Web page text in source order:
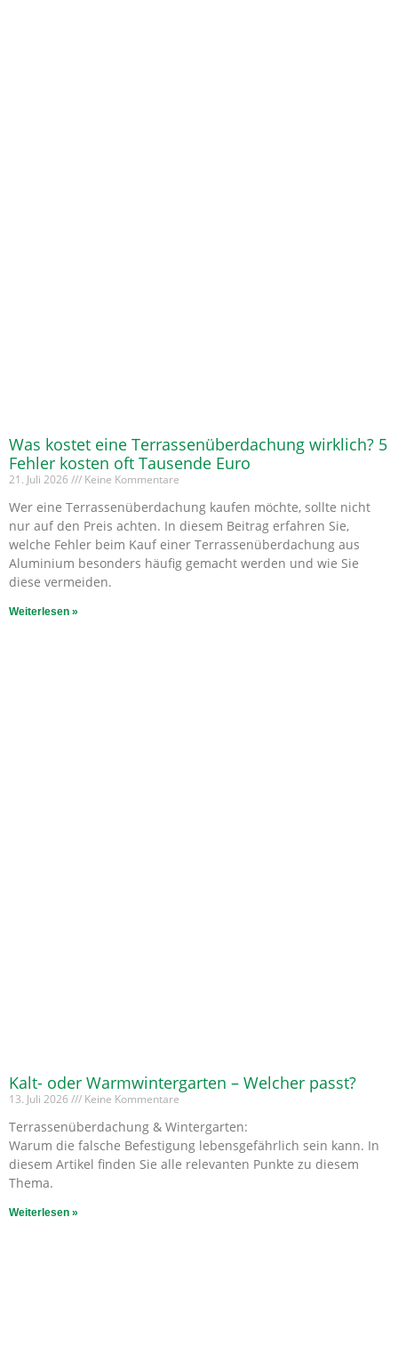
Was kostet eine Terrassenüberdachung wirklich? 5
Fehler kosten oft Tausende Euro
21. Juli 2026 Keine Kommentare
Wer eine Terrassenüberdachung kaufen möchte, sollte nicht
nur auf den Preis achten. In diesem Beitrag erfahren Sie,
welche Fehler beim Kauf einer Terrassenüberdachung aus
Aluminium besonders häufig gemacht werden und wie Sie
diese vermeiden.
Weiterlesen »
Kalt- oder Warmwintergarten – Welcher passt?
13. Juli 2026 Keine Kommentare
Terrassenüberdachung & Wintergarten:
Warum die falsche Befestigung lebensgefährlich sein kann. In
diesem Artikel finden Sie alle relevanten Punkte zu diesem
Thema.
Weiterlesen »